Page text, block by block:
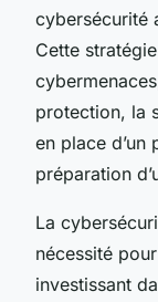
cybersécurité
Cette
protection, la
en place d’un
préparation
La
nécessité
investissant